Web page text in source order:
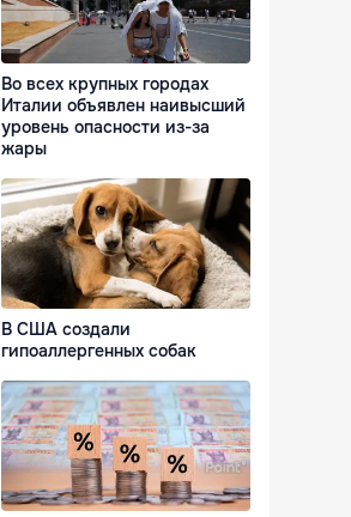
Во всех крупных городах
Италии объявлен наивысший
уровень опасности из-за
жары
В США создали
гипоаллергенных собак